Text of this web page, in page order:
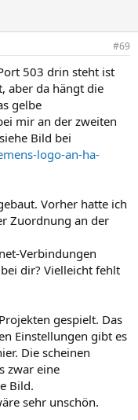
#69
503 drin steht ist
aber da hängt die
gelbe
mir an der zweiten
Bild bei
logo-an-ha-
Vorher hatte ich
Zuordnung an der
Verbindungen
dir? Vielleicht fehlt
gespielt. Das
Einstellungen gibt es
Die scheinen
zwar eine
Bild.
sehr unschön.